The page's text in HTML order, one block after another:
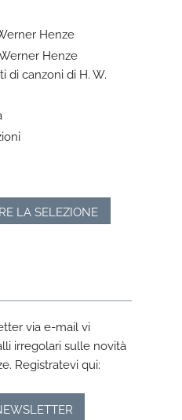
Henze
Henze
di canzoni di H. W.
LA SELEZIONE
via e-mail vi
irregolari sulle novità
Registratevi qui: